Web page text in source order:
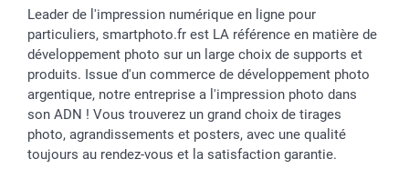
Cadres photo & accessoires déco
Dénicheur d'idées cadeau
Communion
Baptême
Toussaint
Rentrée des classes
Saint-Valentin
Vacances
Vie privée
Gestion des cookies
Tarifs
Partenariats & Influence
Investisseurs
smartfriends
Livraison
Modes de paiement
Grandes quantités
Statut de ma commande
Leader de l'impression numérique en ligne pour
particuliers, smartphoto.fr est LA référence en matière de
développement photo sur un large choix de supports et
produits. Issue d'un commerce de développement photo
argentique, notre entreprise a l'impression photo dans
son ADN ! Vous trouverez un grand choix de tirages
photo, agrandissements et posters, avec une qualité
toujours au rendez-vous et la satisfaction garantie.